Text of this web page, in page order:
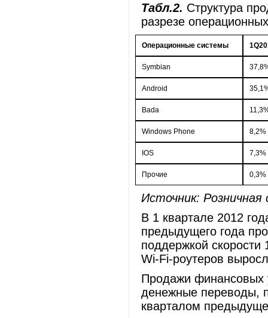
Табл.2. Структура
разрезе
Операционные системы
Symbian
Android
Bada
Windows Phone 8,2%
IOS 7,3%
Прочие 0,3%
Источник:
В 1 квартале 2012
предыдущего года
поддержкой
Wi-Fi-роутеров
Продажи финансовых
денежные переводы,
кварталом